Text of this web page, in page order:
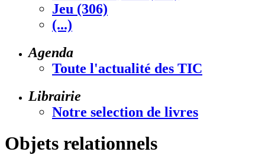
Jeu (306)
(...)
Agenda
Toute l'actualité des TIC
Librairie
Notre selection de livres
Objets relationnels